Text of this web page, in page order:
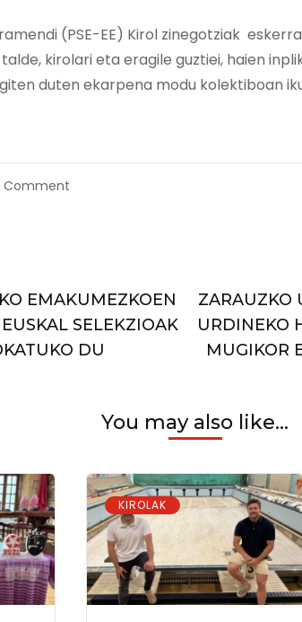
(PSE-EE) Kirol zinegotziak
kirolari eta eragile guztiei, haien
duten ekarpena modu kolektiboan
Comment
BAI“
LABURMETRAIA
ETA
ONDOREN
ARETOAN
EMAKUMEZKOEN
SELEKZIOAK
DU
ZARAUZKO
URDINEKO
MUGIKOR
You may also like...
KIROLAK